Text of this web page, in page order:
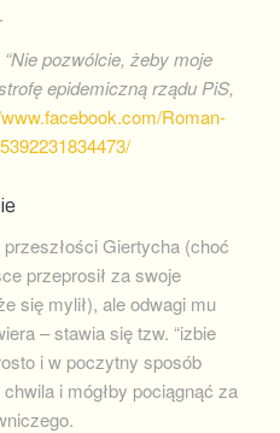
“Nie pozwólcie, żeby moje
epidemiczną rządu PiS,
Roman-
Giertycha (choć
przeprosił za swoje
się mylił), ale odwagi mu
– stawia się tzw. “izbie
i w poczytny sposób
i mógłby pociągnąć za